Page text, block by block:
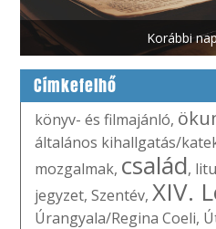
Korábbi
Címkefelhő
könyv- és filmajánló,
általános kihallgatás/
mozgalmak, család,
jegyzet, Szentév, XIV.
Úrangyala/Regina Coeli,